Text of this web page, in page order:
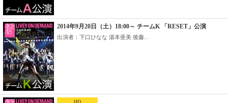
2014年9月20日（土）18:00～ チームK 「RESET」公演
出演者：下口ひなな 湯本亜美 後藤...
HD